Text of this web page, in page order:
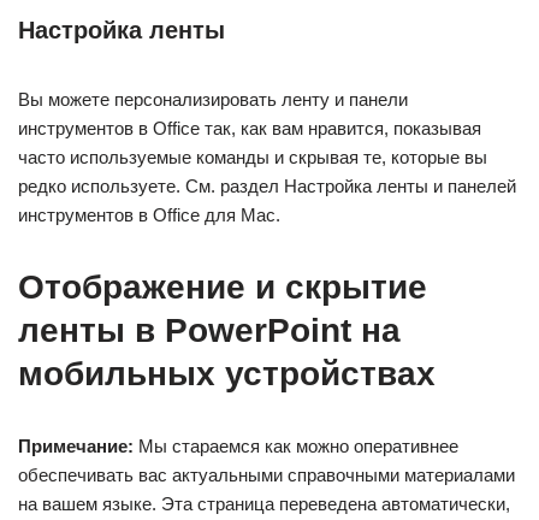
Настройка ленты
Вы можете персонализировать ленту и панели
инструментов в Office так, как вам нравится, показывая
часто используемые команды и скрывая те, которые вы
редко используете. См. раздел Настройка ленты и панелей
инструментов в Office для Mac.
Отображение и скрытие
ленты в PowerPoint на
мобильных устройствах
Примечание: Мы стараемся как можно оперативнее
обеспечивать вас актуальными справочными материалами
на вашем языке. Эта страница переведена автоматически,